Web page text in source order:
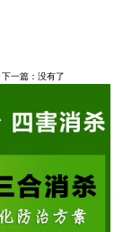
下一篇：没有了